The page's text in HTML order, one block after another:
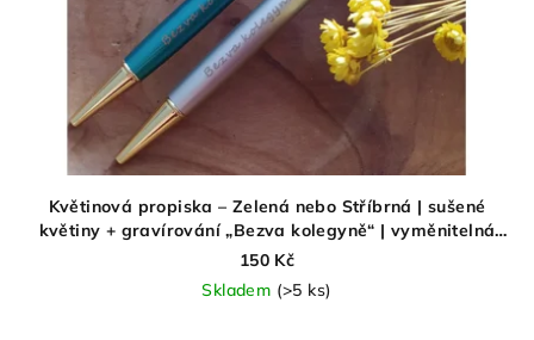
Květinová propiska – Zelená nebo Stříbrná | sušené
květiny + gravírování „Bezva kolegyně“ | vyměnitelná
náplň
150 Kč
Skladem (>5 ks)